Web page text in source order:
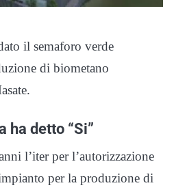
il semaforo verde
di biometano
ha detto “Si”
l’iter per l’autorizzazione
per la produzione di